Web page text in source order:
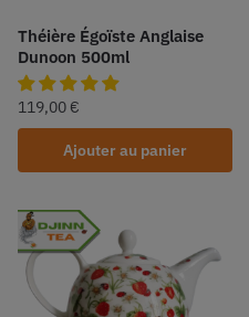
Théière Égoïste Anglaise
Dunoon 500ml
119,00 €
Ajouter au panier